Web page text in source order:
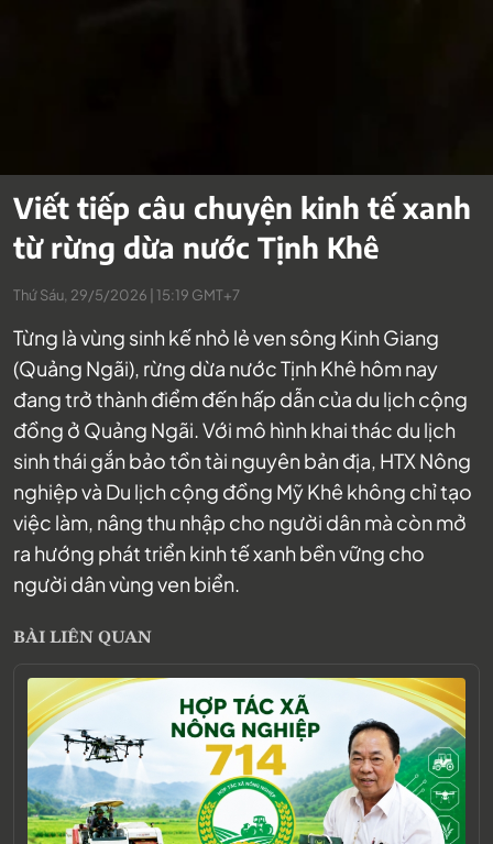
Viết tiếp câu chuyện kinh tế xanh
từ rừng dừa nước Tịnh Khê
Thứ Sáu, 29/5/2026 | 15:19 GMT+7
Từng là vùng sinh kế nhỏ lẻ ven sông Kinh Giang
(Quảng Ngãi), rừng dừa nước Tịnh Khê hôm nay
đang trở thành điểm đến hấp dẫn của du lịch cộng
đồng ở Quảng Ngãi. Với mô hình khai thác du lịch
sinh thái gắn bảo tồn tài nguyên bản địa, HTX Nông
nghiệp và Du lịch cộng đồng Mỹ Khê không chỉ tạo
việc làm, nâng thu nhập cho người dân mà còn mở
ra hướng phát triển kinh tế xanh bền vững cho
người dân vùng ven biển.
BÀI LIÊN QUAN